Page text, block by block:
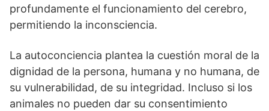
profundamente el funcionamiento del cerebro,
permitiendo la inconsciencia.
La autoconciencia plantea la cuestión moral de la
dignidad de la persona, humana y no humana, de
su vulnerabilidad, de su integridad. Incluso si los
animales no pueden dar su consentimiento